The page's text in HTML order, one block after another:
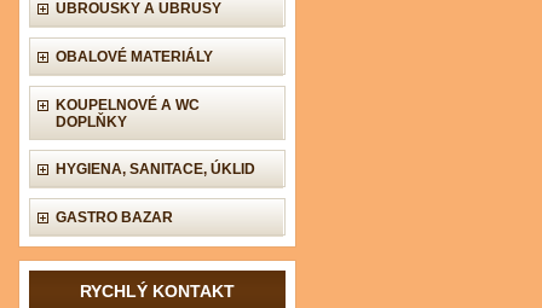
UBROUSKY A UBRUSY
OBALOVÉ MATERIÁLY
KOUPELNOVÉ A WC
DOPLŇKY
HYGIENA, SANITACE, ÚKLID
GASTRO BAZAR
RYCHLÝ KONTAKT